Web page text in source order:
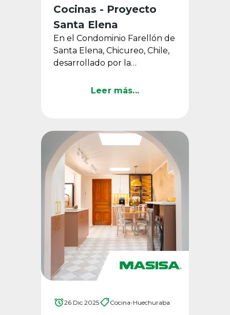
Cocinas - Proyecto
Santa Elena
En el Condominio Farellón de
Santa Elena, Chicureo, Chile,
desarrollado por la
serie de cocinas que ...
Leer más...
26 Dic 2025 Cocina-Huechuraba